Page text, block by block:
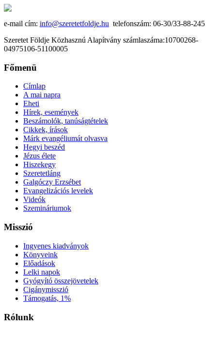
e-mail cím: info@szeretetfoldje.hu telefonszám: 06-30/33-88-245
Szeretet Földje Közhasznú Alapítvány számlaszáma:10700268-
04975106-51100005
Főmenü
Címlap
A mai napra
Eheti
Hírek, események
Beszámolók, tanúságtételek
Cikkek, írások
Márk evangéliumát olvasva
Hegyi beszéd
Jézus élete
Hiszekegy
Szeretetláng
Galgóczy Erzsébet
Evangelizációs levelek
Videók
Szemináriumok
Misszió
Ingyenes kiadványok
Könyveink
Előadások
Lelki napok
Gyógyító összejövetelek
Cigánymisszió
Támogatás, 1%
Rólunk